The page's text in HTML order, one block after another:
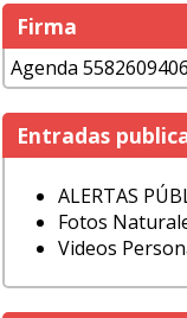
Firma
Agenda 5582609406
Entradas
ALERTAS
Fotos
Videos